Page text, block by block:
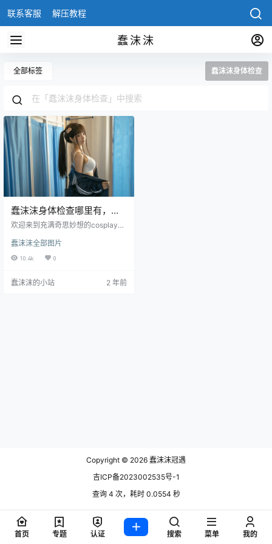
联系客服 解压教程
蠢沫沫
全部标签 蠢沫沫身体检查
蠢沫沫身体检查哪里有，蠢
沫沫cosplay最新作品图片欣
欢迎来到充满奇思妙想的cosplay世
了好奇心。她以前所未有的方式，
将自己化身为娃娃机里的娃娃，呈
场融合了视觉与心灵的双重盛宴。
蠢沫沫全部图片
10.4k 0
蠢沫沫的小站 2 年前
Copyright © 2026 蠢沫沫冠遇
吉ICP备2023002535号-1
查询 4 次，耗时 0.0554 秒
首页 专题 认证 搜索 菜单 我的